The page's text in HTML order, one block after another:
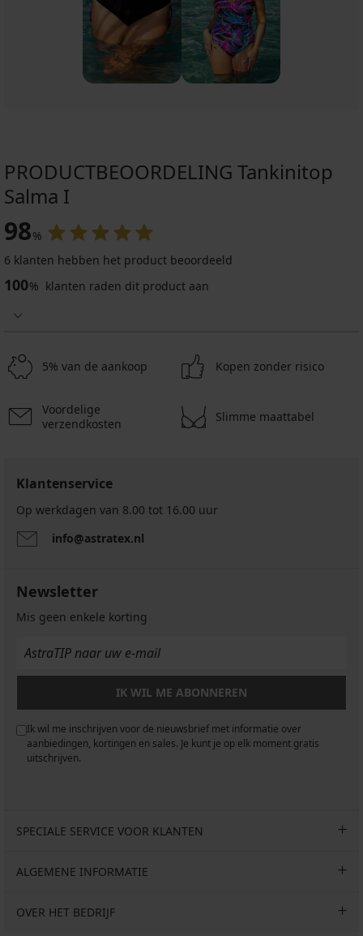
PRODUCTBEOORDELING Tankinitop
Salma I
98%
6 klanten hebben het product beoordeeld
100% klanten raden dit product aan
5% van de aankoop Kopen zonder risico
Voordelige
verzendkosten
Slimme maattabel
Klantenservice
Op werkdagen van 8.00 tot 16.00 uur
info@astratex.nl
Newsletter
Mis geen enkele korting
IK WIL ME ABONNEREN
Ik wil me inschrijven voor de nieuwsbrief met informatie over
aanbiedingen, kortingen en sales. Je kunt je op elk moment gratis
uitschrijven.
SPECIALE SERVICE VOOR KLANTEN
ALGEMENE INFORMATIE
OVER HET BEDRIJF